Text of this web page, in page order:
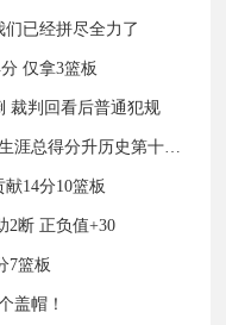
已经拼尽全力了
仅拿3篮板
裁判回看后普通犯规
教练教你打篮球！周鹏13中10砍24分&生涯总得分升历史第十三！
14分10篮板
2断 正负值+30
7篮板
盖帽！